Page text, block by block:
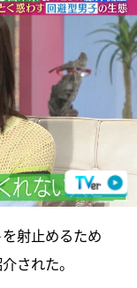
射止めるため
された。